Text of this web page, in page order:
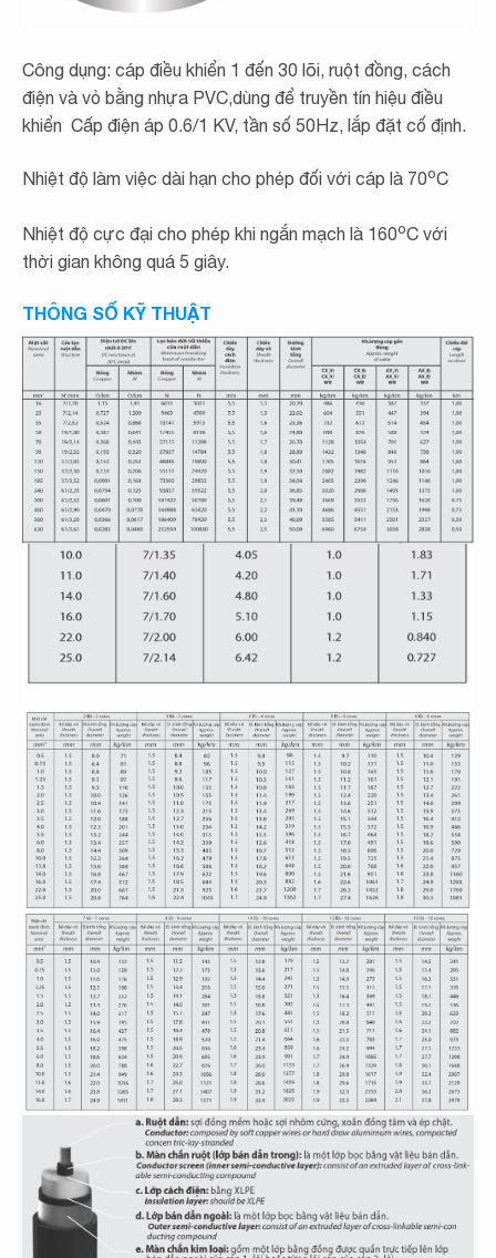
Công dụng: cáp điều khiển 1 đến 30 lõi, ruột đồng, cách
điện và vỏ bằng nhựa PVC,dùng để truyền tín hiệu điều
khiển Cấp điện áp 0.6/1 KV, tần số 50Hz, lắp đặt cố định.
Nhiệt độ làm việc dài hạn cho phép đối với cáp là 70oC
Nhiệt độ cực đại cho phép khi ngắn mạch là 160oC với
thời gian không quá 5 giây.
THÔNG SỐ KỸ THUẬT